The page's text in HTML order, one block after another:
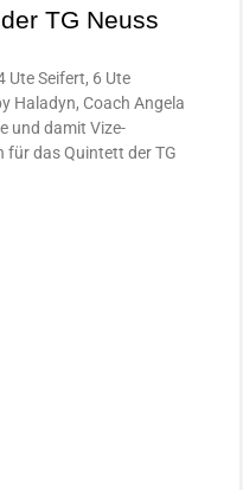
TG Neuss
Ute Seifert, 6 Ute
Haladyn, Coach Angela
und damit Vize-
für das Quintett der TG